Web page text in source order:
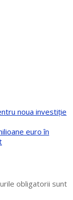
noua investiție
euro în
obligatorii sunt